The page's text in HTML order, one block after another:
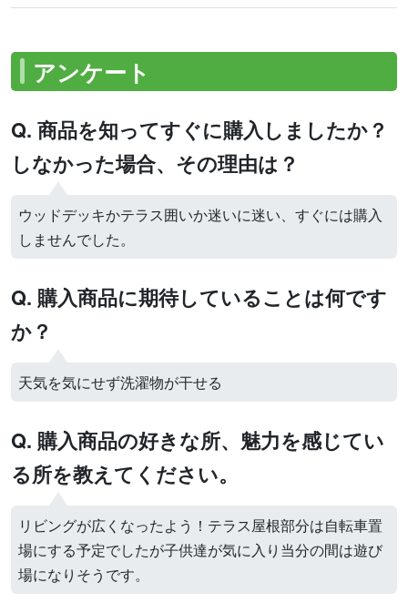
アンケート
Q. 商品を知ってすぐに購入しましたか？
しなかった場合、その理由は？
ウッドデッキかテラス囲いか迷いに迷い、すぐには購入
しませんでした。
Q. 購入商品に期待していることは何です
か？
天気を気にせず洗濯物が干せる
Q. 購入商品の好きな所、魅力を感じてい
る所を教えてください。
リビングが広くなったよう！テラス屋根部分は自転車置
場にする予定でしたが子供達が気に入り当分の間は遊び
場になりそうです。